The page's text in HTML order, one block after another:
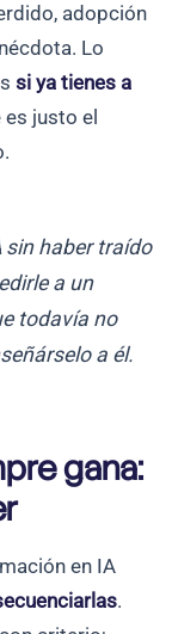
adopción
Lo
si ya tienes a
es justo el
sin haber traído
a un
todavía no
a él.
gana:
en IA
.